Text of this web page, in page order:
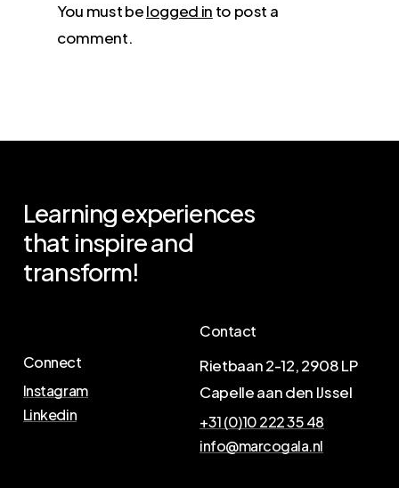
You must belogged in to post a
comment.
Learningexperiences
that inspireand
transform!
Connect
Instagram
Linkedin
Contact
Rietbaan 2-12, 2908 LP
Capelle aan den IJssel
+31 (0)10 222 35 48
info@marcogala.nl